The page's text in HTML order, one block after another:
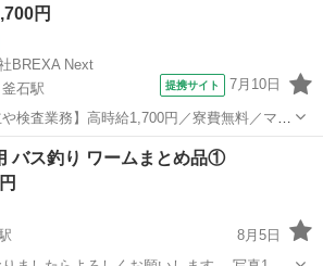
円
BREXA Next
石駅
提携サイト 7月10日
や検査業務】高時給1,700円／寮費無料／マイ
あり 人気の工場のお仕事 ◇空
バルブ等）の製造・組立、検査、梱包、入
...
その他
バス釣り ワームまとめ品①
8月5日